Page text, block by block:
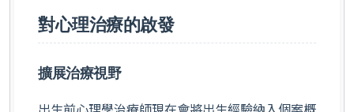
對心理治療的啟發
擴展治療視野